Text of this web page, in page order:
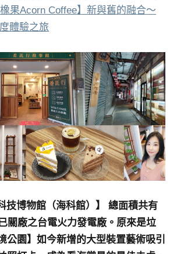
果Acorn Coffee】新與舊的融合～
體驗之旅
技博物館（海科館）】 總面積共有
關廠之台電火力發電廠。原來是垃
公園】如今新增的大型裝置藝術吸引